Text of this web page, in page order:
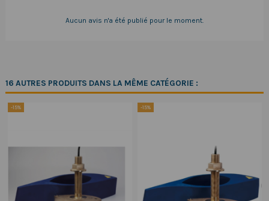
Aucun avis n'a été publié pour le moment.
16 AUTRES PRODUITS DANS LA MÊME CATÉGORIE :
-15% -15%